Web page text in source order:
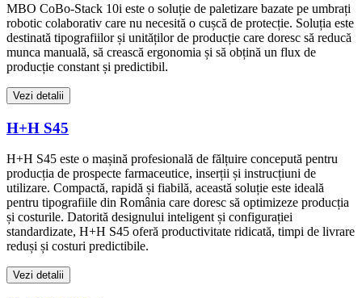
MBO CoBo-Stack 10i este o soluție de paletizare bazate pe umbrați
robotic colaborativ care nu necesită o cușcă de protecție. Soluția este
destinată tipografiilor și unităților de producție care doresc să reducă
munca manuală, să crească ergonomia și să obțină un flux de
producție constant și predictibil.
Vezi detalii
H+H S45
H+H S45 este o mașină profesională de fălțuire concepută pentru
producția de prospecte farmaceutice, inserții și instrucțiuni de
utilizare. Compactă, rapidă și fiabilă, această soluție este ideală
pentru tipografiile din România care doresc să optimizeze producția
și costurile. Datorită designului inteligent și configurației
standardizate, H+H S45 oferă productivitate ridicată, timpi de livrare
reduși și costuri predictibile.
Vezi detalii